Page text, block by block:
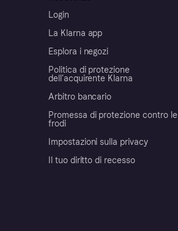
Login
La Klarna app
Esplora i negozi
Politica di protezione
dell'acquirente Klarna
Arbitro bancario
Promessa di protezione contro le
frodi
Impostazioni sulla privacy
Il tuo diritto di recesso